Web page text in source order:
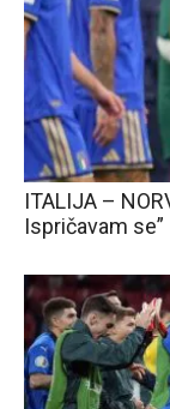
ITALIJA –
Ispričavam se”